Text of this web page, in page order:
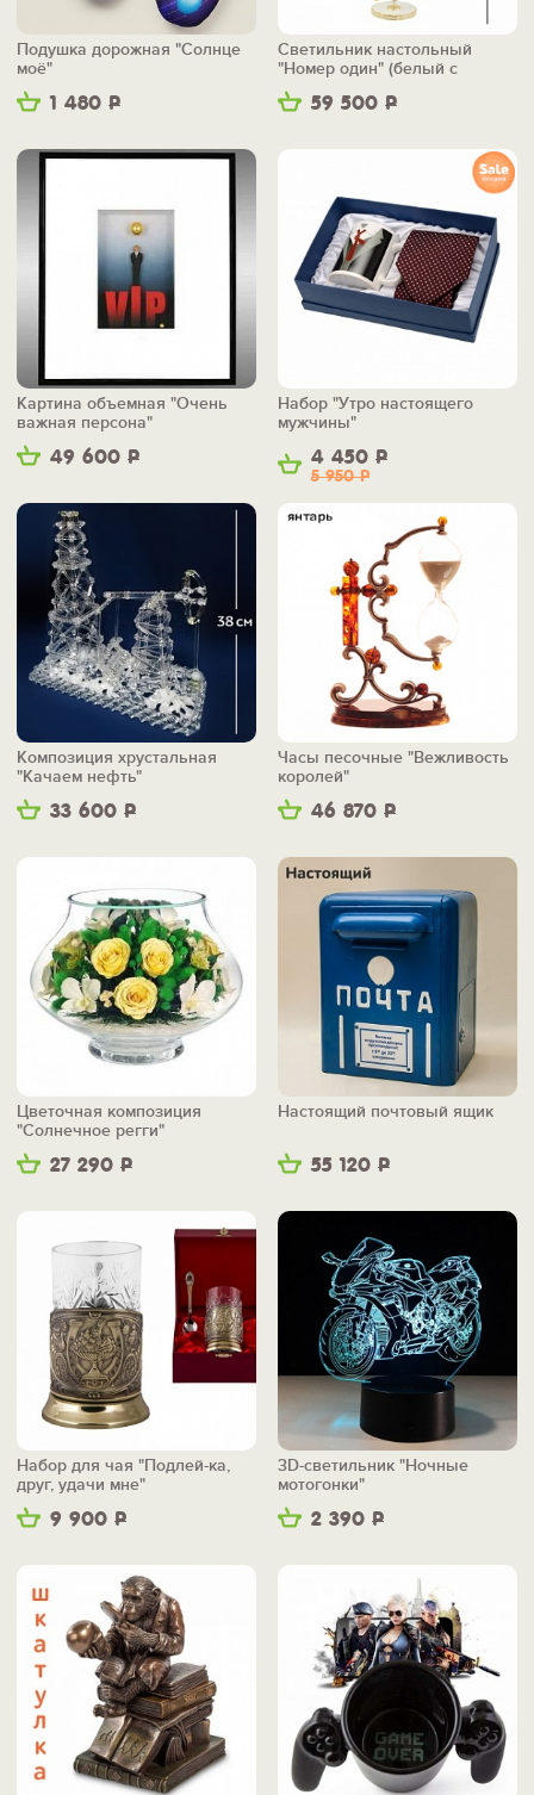
1 480 Р
Подушка дорожная "Солнце
моё"
59 500 Р
Светильник настольный
"Номер один" (белый с
золотом)
49 600 Р
Картина объемная "Очень
важная персона"
4 450 Р
5 950Р
Набор "Утро настоящего
мужчины"
33 600 Р
Композиция хрустальная
"Качаем нефть"
46 870 Р
Часы песочные "Вежливость
королей"
27 290 Р
Цветочная композиция
"Солнечное регги"
55 120 Р
Настоящий почтовый ящик
9 900 Р
Набор для чая "Подлей-ка,
друг, удачи мне"
2 390 Р
3D-светильник "Ночные
мотогонки"